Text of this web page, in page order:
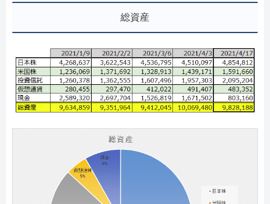
総資産